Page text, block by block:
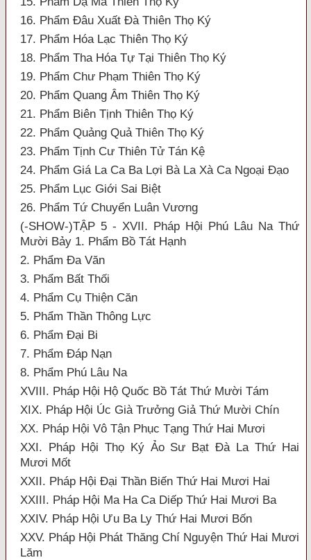
16. Phẩm Đâu Xuất Đà Thiên Thọ Ký
17. Phẩm Hóa Lạc Thiên Thọ Ký
18. Phẩm Tha Hóa Tự Tại Thiên Thọ Ký
19. Phẩm Chư Phạm Thiên Thọ Ký
20. Phẩm Quang Âm Thiên Thọ Ký
21. Phẩm Biên Tịnh Thiên Thọ Ký
22. Phẩm Quảng Quả Thiên Thọ Ký
23. Phẩm Tịnh Cư Thiên Tử Tán Kệ
24. Phẩm Giá La Ca Ba Lợi Bà La Xà Ca Ngoại Đạo
25. Phẩm Lục Giới Sai Biệt
26. Phẩm Tứ Chuyển Luân Vương
(-SHOW-)TẬP 5 - XVII. Pháp Hội Phú Lâu Na Thứ
Mười Bảy 1. Phẩm Bồ Tát Hạnh
2. Phẩm Đa Văn
3. Phẩm Bất Thối
4. Phẩm Cụ Thiện Căn
5. Phẩm Thần Thông Lực
6. Phẩm Đại Bi
7. Phẩm Đáp Nạn
8. Phẩm Phú Lâu Na
XVIII. Pháp Hội Hộ Quốc Bồ Tát Thứ Mười Tám
XIX. Pháp Hội Úc Già Trưởng Giả Thứ Mười Chín
XX. Pháp Hội Vô Tận Phục Tạng Thứ Hai Mươi
XXI. Pháp Hội Thọ Ký Ảo Sư Bạt Đà La Thứ Hai
Mươi Mốt
XXII. Pháp Hội Đại Thần Biến Thứ Hai Mươi Hai
XXIII. Pháp Hội Ma Ha Ca Diếp Thứ Hai Mươi Ba
XXIV. Pháp Hội Ưu Ba Ly Thứ Hai Mươi Bốn
XXV. Pháp Hội Phát Thăng Chí Nguyện Thứ Hai Mươi
Lăm